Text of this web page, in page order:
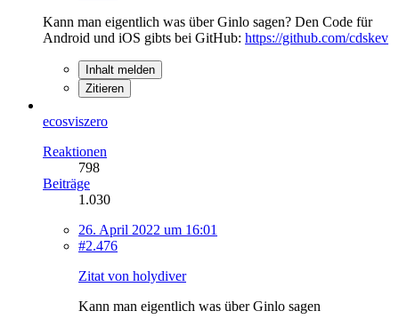
Kann man eigentlich was über Ginlo sagen? Den Code für
Android und iOS gibts bei GitHub: https://github.com/cdskev
Inhalt melden
Zitieren
ecosviszero
Reaktionen
798
Beiträge
1.030
26. April 2022 um 16:01
#2.476
Zitat von holydiver
Kann man eigentlich was über Ginlo sagen